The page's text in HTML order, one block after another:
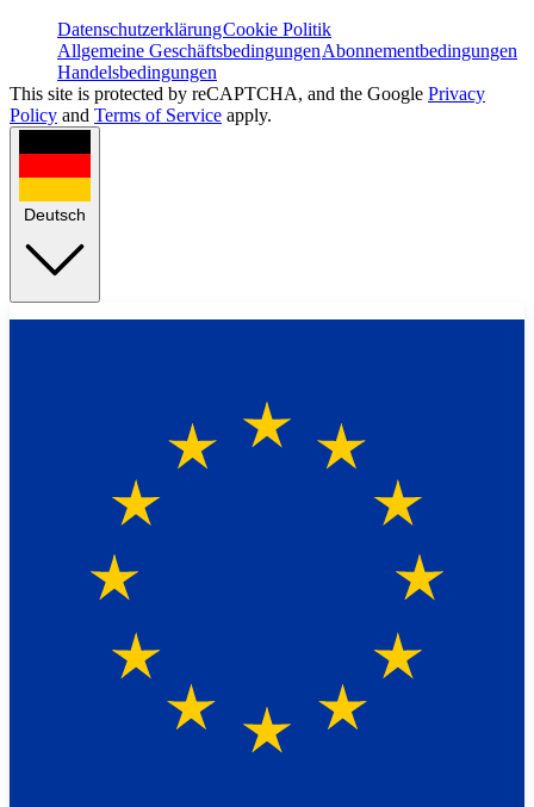
DatenschutzerklärungCookie Politik
Allgemeine GeschäftsbedingungenAbonnementbedingungen
Handelsbedingungen
This site is protected by reCAPTCHA, and the Google Privacy
Policy and Terms of Service apply.
Deutsch